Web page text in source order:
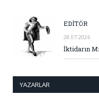
EDİTÖR
28.07.2026
İktidarın
YAZARLAR